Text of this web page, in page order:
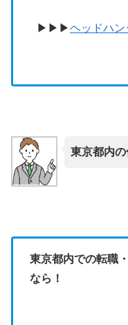
▶︎▶︎▶︎ヘッドハン
東京都内の
東京都内での転職
なら！